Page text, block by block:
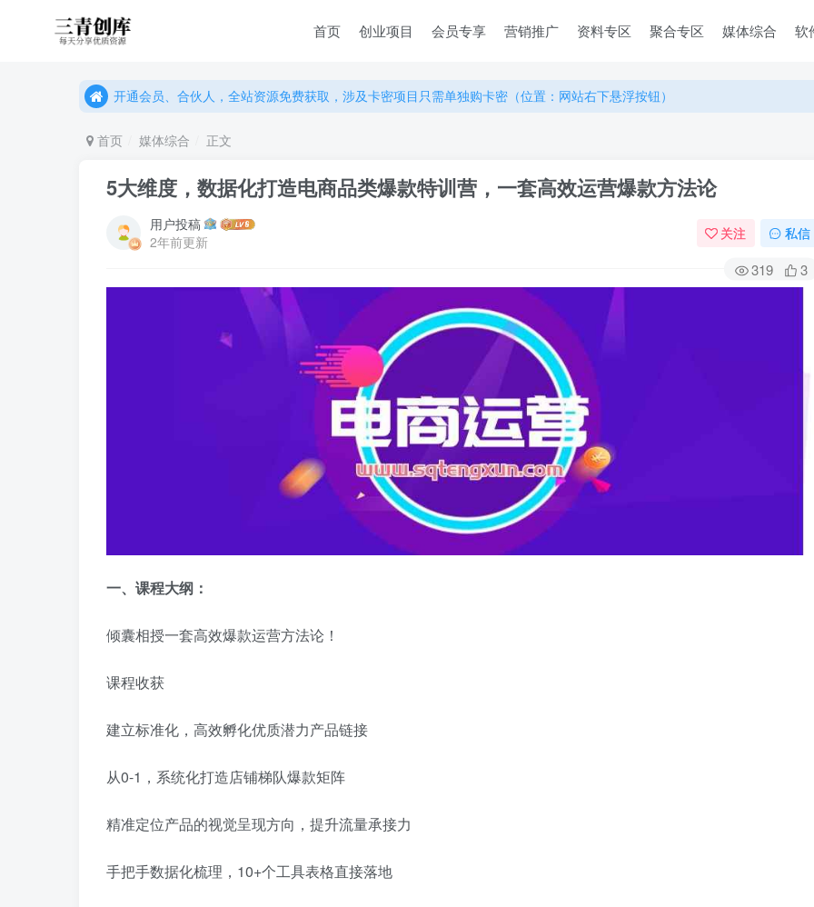
首页 创业项目 会员专享 营销推广 资料专区 聚合专区 媒体综合 软
开通会员、合伙人，全站资源免费获取，涉及卡密项目只需单独购卡密（位置：网站右下悬浮按钮）
开通会员、合伙人，全站资源免费获取，涉及卡密项目只需单独购卡密（位置：网站右下悬浮按钮）
首页 媒体综合 正文
5大维度，数据化打造电商品类爆款特训营，一套高效运营爆款方法论
用户投稿
2年前更新
关注 私信
319 3
一、 课程大纲：
倾囊相授一套高效爆款运营方法论！
课程收获
建立标准化，高效孵化优质潜力产品链接
从0-1，系统化打造店铺梯队爆款矩阵
精准定位产品的视觉呈现方向，提升流量承接力
手把手数据化梳理，10+个工具表格直接落地